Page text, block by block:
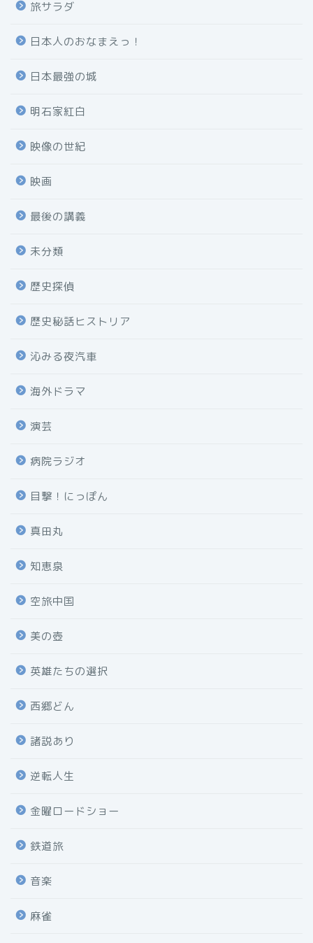
旅サラダ
日本人のおなまえっ！
日本最強の城
明石家紅白
映像の世紀
映画
最後の講義
未分類
歴史探偵
歴史秘話ヒストリア
沁みる夜汽車
海外ドラマ
演芸
病院ラジオ
目撃！にっぽん
真田丸
知恵泉
空旅中国
美の壺
英雄たちの選択
西郷どん
諸説あり
逆転人生
金曜ロードショー
鉄道旅
音楽
麻雀